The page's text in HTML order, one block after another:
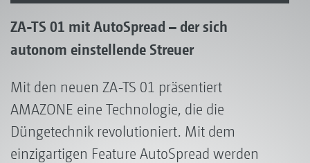
ZA-TS 01 mit AutoSpread – der sich
autonom einstellende Streuer
Mit den neuen ZA-TS 01 präsentiert
AMAZONE eine Technologie, die die
Düngetechnik revolutioniert. Mit dem
einzigartigen Feature AutoSpread werden